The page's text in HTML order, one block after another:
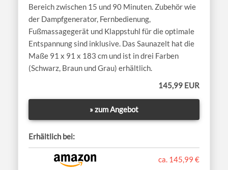
Bereich zwischen 15 und 90 Minuten. Zubehör wie
der Dampfgenerator, Fernbedienung,
Fußmassagegerät und Klappstuhl für die optimale
Entspannung sind inklusive. Das Saunazelt hat die
Maße 91 x 91 x 183 cm und ist in drei Farben
(Schwarz, Braun und Grau) erhältlich.
145,99 EUR
» zum Angebot
Erhältlich bei:
ca. 145,99 €